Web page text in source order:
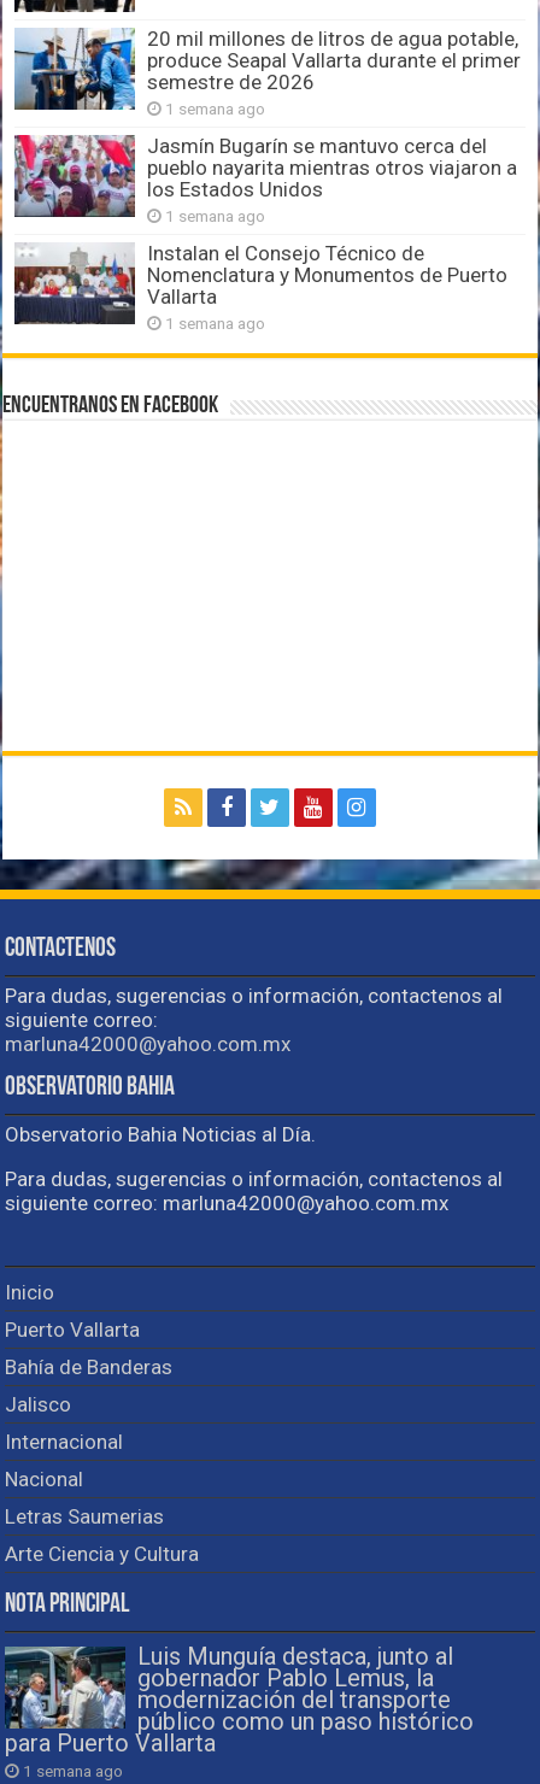
20 mil millones de litros de agua potable,
produce Seapal Vallarta durante el primer
semestre de 2026
1 semana ago
Jasmín Bugarín se mantuvo cerca del
pueblo nayarita mientras otros viajaron a
los Estados Unidos
1 semana ago
Instalan el Consejo Técnico de
Nomenclatura y Monumentos de Puerto
Vallarta
1 semana ago
Encuentranos en Facebook
Contactenos
Para dudas, sugerencias o información, contactenos al
siguiente correo:
marluna42000@yahoo.com.mx
Observatorio Bahia
Observatorio Bahia Noticias al Día.
Para dudas, sugerencias o información, contactenos al
siguiente correo: marluna42000@yahoo.com.mx
Inicio
Puerto Vallarta
Bahía de Banderas
Jalisco
Internacional
Nacional
Letras Saumerias
Arte Ciencia y Cultura
Nota Principal
Luis Munguía destaca, junto al
gobernador Pablo Lemus, la
modernización del transporte
público como un paso histórico
para Puerto Vallarta
1 semana ago